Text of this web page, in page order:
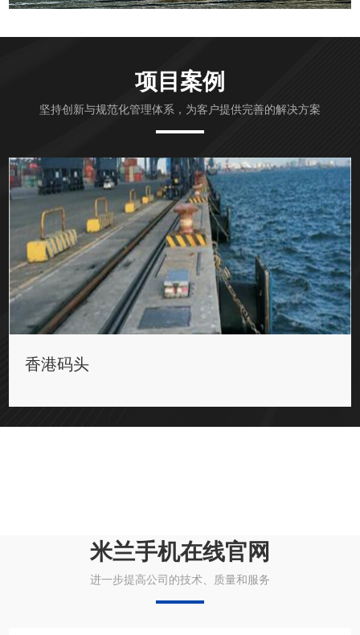
动载撞击试验台获得了国家发明专利。我们公司长期与
项目案例
坚持创新与规范化管理体系，为客户提供完善的解决方案
香港码头
米兰手机在线官网
进一步提高公司的技术、质量和服务